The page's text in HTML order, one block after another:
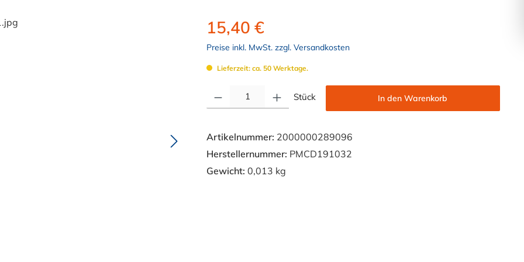
15,40 €
Preise inkl. MwSt. zzgl. Versandkosten
Lieferzeit: ca. 50 Werktage.
Stück In den Warenkorb
Artikelnummer: 2000000289096
Herstellernummer: PMCD191032
Gewicht: 0,013 kg